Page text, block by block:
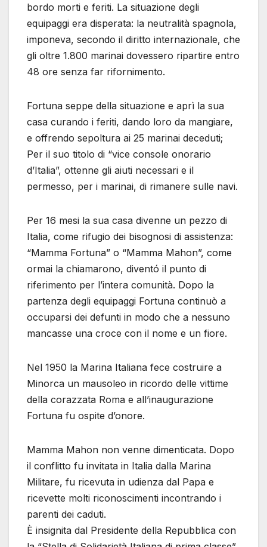
bordo morti e feriti. La situazione degli
equipaggi era disperata: la neutralità spagnola,
imponeva, secondo il diritto internazionale, che
gli oltre 1.800 marinai dovessero ripartire entro
48 ore senza far rifornimento.
Fortuna seppe della situazione e aprì la sua
casa curando i feriti, dando loro da mangiare,
e offrendo sepoltura ai 25 marinai deceduti;
Per il suo titolo di “vice console onorario
d’Italia”, ottenne gli aiuti necessari e il
permesso, per i marinai, di rimanere sulle navi.
Per 16 mesi la sua casa divenne un pezzo di
Italia, come rifugio dei bisognosi di assistenza:
“Mamma Fortuna” o “Mamma Mahon”, come
ormai la chiamarono, diventó il punto di
riferimento per l’intera comunità. Dopo la
partenza degli equipaggi Fortuna continuò a
occuparsi dei defunti in modo che a nessuno
mancasse una croce con il nome e un fiore.
Nel 1950 la Marina Italiana fece costruire a
Minorca un mausoleo in ricordo delle vittime
della corazzata Roma e all’inaugurazione
Fortuna fu ospite d’onore.
Mamma Mahon non venne dimenticata. Dopo
il conflitto fu invitata in Italia dalla Marina
Militare, fu ricevuta in udienza dal Papa e
ricevette molti riconoscimenti incontrando i
parenti dei caduti.
È insignita dal Presidente della Repubblica con